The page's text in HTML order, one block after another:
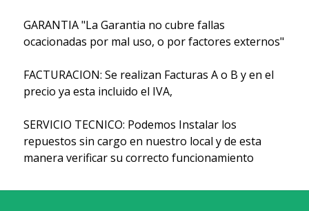
GARANTIA "La Garantia no cubre fallas
ocacionadas por mal uso, o por factores externos"
FACTURACION: Se realizan Facturas A o B y en el
precio ya esta incluido el IVA,
SERVICIO TECNICO: Podemos Instalar los
repuestos sin cargo en nuestro local y de esta
manera verificar su correcto funcionamiento